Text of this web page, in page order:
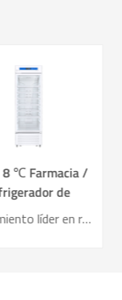
℃ Farmacia /
de
para farmacia y•Rendimiento líder en refrigeración por aire •Eficiencia de ahorro de energía mejorada 40%+ •Puerta de calefacción eléctrica para un mejor efecto anticondensación •7 sensores para alta precisión de control de temperatura •Sistema inteligente de alarma audible y visible